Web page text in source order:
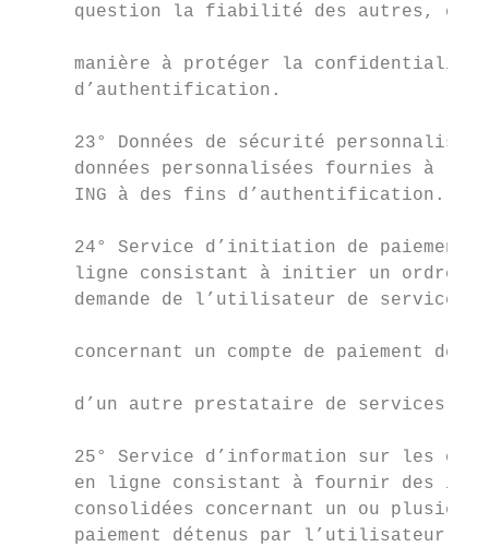
question la fiabilité des autres, et
manière à protéger la
d’authentification.
23° Données de sécurité
données personnalisées fournies à
ING à des fins d’authentification.
24° Service d’initiation de paiement
ligne consistant à initier un ordre
demande de l’utilisateur de services
concernant un compte de paiement
d’un autre prestataire de services
25° Service d’information sur les
en ligne consistant à fournir des
consolidées concernant un ou
paiement détenus par l’utilisateur